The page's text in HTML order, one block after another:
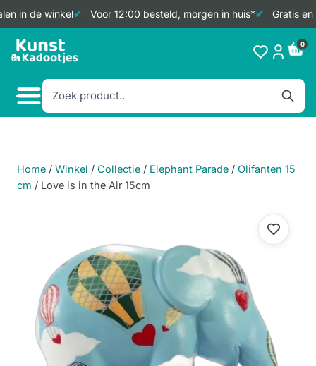
in de winkel Voor 12:00 besteld, morgen in huis* Gratis en
Doorgaan
naar
0
Home / Winkel / Collectie / Elephant Parade / Olifanten 15
cm / Love is in the Air 15cm